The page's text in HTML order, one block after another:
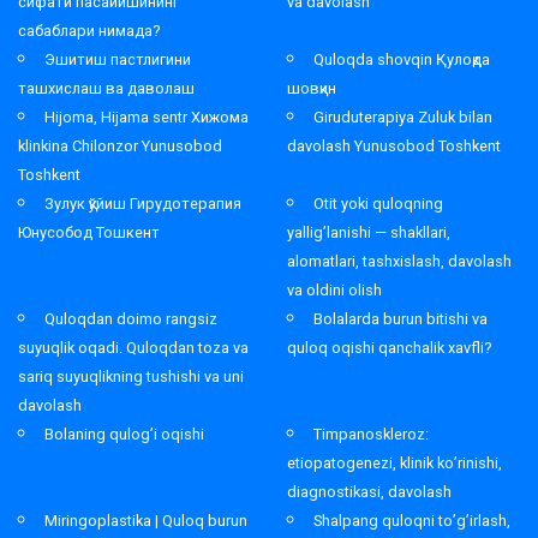
сабаблари нимада?
Эшитиш пастлигини
ташхислаш ва даволаш
Quloqda shovqin Қулоқда
шовқин
Hijoma, Hijama sentr Хижома
klinkina Chilonzor Yunusobod
Toshkent
Giruduterapiya Zuluk bilan
davolash Yunusobod Toshkent
Зулук қўйиш Гирудотерапия
Юнусобод Тошкент
Otit yoki quloqning
yallig’lanishi — shakllari,
alomatlari, tashxislash, davolash
va oldini olish
Quloqdan doimo rangsiz
suyuqlik oqadi. Quloqdan toza va
sariq suyuqlikning tushishi va uni
davolash
Bolalarda burun bitishi va
quloq oqishi qanchalik xavfli?
Bolaning qulog’i oqishi
Timpanoskleroz:
etiopatogenezi, klinik ko’rinishi,
diagnostikasi, davolash
Miringoplastika | Quloq burun
Shalpang quloqni to’g’irlash,